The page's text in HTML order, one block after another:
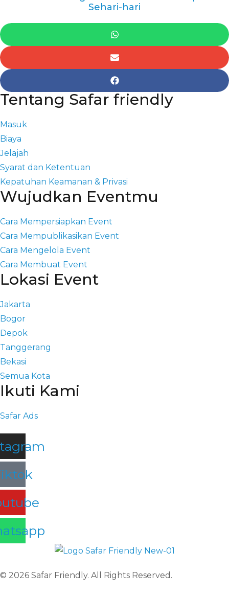
Sehari-hari
Tentang Safar friendly
Masuk
Biaya
Jelajah
Syarat dan Ketentuan
Kepatuhan Keamanan & Privasi
Wujudkan Eventmu
Cara Mempersiapkan Event
Cara Mempublikasikan Event
Cara Mengelola Event
Cara Membuat Event
Lokasi Event
Jakarta
Bogor
Depok
Tanggerang
Bekasi
Semua Kota
Ikuti Kami
Safar Ads
© 2026 Safar Friendly. All Rights Reserved.